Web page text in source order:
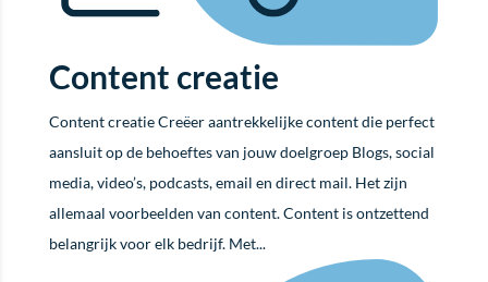
Content creatie
Content creatie Creëer aantrekkelijke content die perfect
aansluit op de behoeftes van jouw doelgroep Blogs, social
media, video’s, podcasts, email en direct mail. Het zijn
allemaal voorbeelden van content. Content is ontzettend
belangrijk voor elk bedrijf. Met...